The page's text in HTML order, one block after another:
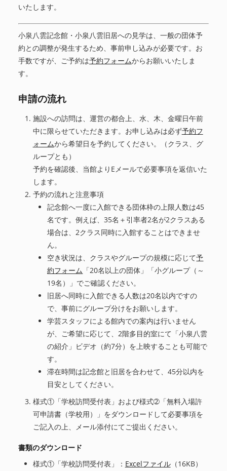
いたします。
小泉八雲記念館・小泉八雲旧居への見学は、一般の団体予
約との調整が発生するため、事前申し込みが必要です。お
手数ですが、ご予約は予約フォームからお願いいたしま
す。
申請の流れ
施設への訪問は、運営の都合上、水、木、金曜日午前
中に限らせていただきます。お申し込みは必ず予約フ
ォームから希望日を予約してください。（クラス、グ
ループとも）
予約を確認後、当館よりEメールで必要事項を返信いた
します。
予約の流れと注意事項
記念館へ一度に入館できる団体枠の上限人数は45
名です。例えば、35名＋引率者2名が2クラスある
場合は、2クラス同時に入館することはできませ
ん。
空き状況は、クラスやグループの規模に応じて予
約フォーム 「20名以上の団体」「小グループ（～
19名）」でご確認ください。
旧居へ同時に入館できる人数は20名以内ですの
で、事前にグループ分けをお願いします。
学芸スタッフによる館内での案内は行いません
が、ご希望に応じて、2階多目的室にて「小泉八雲
の紹介」ビデオ（約7分）を上映することも可能で
す。
滞在時間は記念館と旧居を合わせて、45分以内を
目安としてください。
様式①「学校訪問受付表」および様式➁「無料入場許
可申請書（学校用）」をダウンロードして必要事項を
ご記入の上、メール添付にてご提出ください。
書類のダウンロード
様式①「学校訪問受付表」： Excelファイル（16KB）